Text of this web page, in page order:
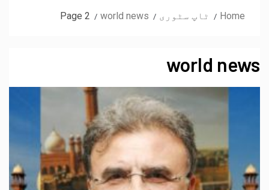
Home ٹاپ سٹوری world news
Page 2
world news